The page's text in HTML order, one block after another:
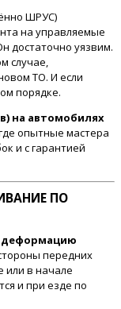
ШРУС)
на управляемые
достаточно уязвим.
случае,
ТО. И если
порядке.
на автомобилях
опытные мастера
и с гарантией
ПО
деформацию
передних
или в начале
и при езде по